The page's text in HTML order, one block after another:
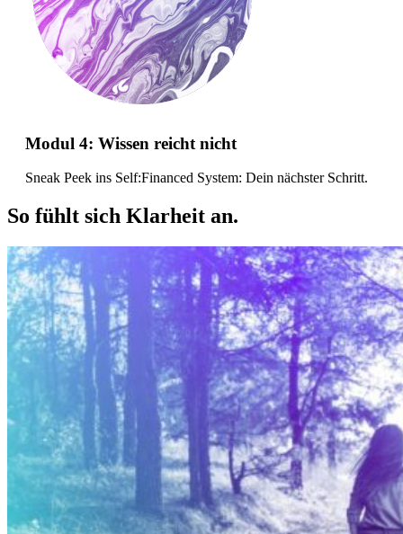
Modul 4: Wissen reicht nicht
Sneak Peek ins Self:Financed System: Dein nächster Schritt.
So fühlt sich Klarheit an.